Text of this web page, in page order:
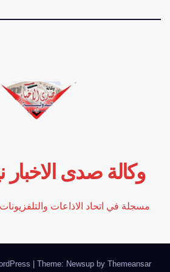
وكالة صدى الاخبار
مسجلة في اتحاد الاذاعات والتلفزيونات
Theme: Newsup by Themeansar